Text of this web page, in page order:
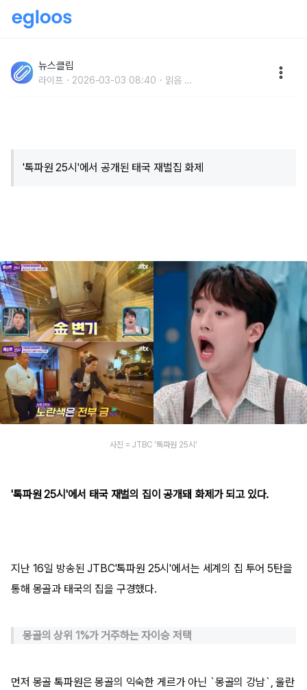
니집, 무려 5947억 입틀막
뉴스클립
라이프 2026-03-03 08:40 읽음 ...
'톡파원 25시'에서 공개된 태국 재벌집 화제
사진 = JTBC '톡파원 25시'
'톡파원 25시'에서 태국 재벌의 집이 공개돼 화제가 되고 있다.
지난 16일 방송된 JTBC'톡파원 25시'에서는 세계의 집 투어 5탄을
통해 몽골과 태국의 집을 구경했다.
몽골의 상위 1%가 거주하는 자이승 저택
먼저 몽골 톡파원은 몽골의 익숙한 게르가 아닌 `몽골의 강남`, 울란